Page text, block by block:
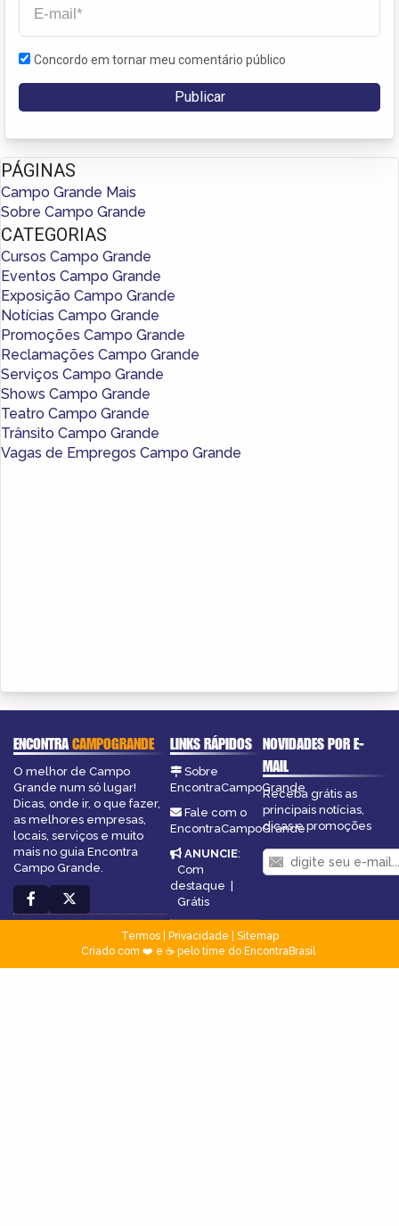
Concordo em tornar meu comentário público
PÁGINAS
Campo Grande Mais
Sobre Campo Grande
CATEGORIAS
Cursos Campo Grande
Eventos Campo Grande
Exposição Campo Grande
Notícias Campo Grande
Promoções Campo Grande
Reclamações Campo Grande
Serviços Campo Grande
Shows Campo Grande
Teatro Campo Grande
Trânsito Campo Grande
Vagas de Empregos Campo Grande
ENCONTRACAMPOGRANDE
O melhor de Campo
Grande num só lugar!
Dicas, onde ir, o que fazer,
as melhores empresas,
locais, serviços e muito
mais no guia Encontra
Campo Grande.
LINKS RÁPIDOS
Sobre
EncontraCampoGrande
Fale com o
EncontraCampoGrande
ANUNCIE:
Com
destaque
Grátis
NOVIDADES POR E-
MAIL
Receba grátis as
principais notícias,
dicas e promoções
Termos| Privacidade
Sitemap
Criado com ❤️ e ☕ pelo time do EncontraBrasil